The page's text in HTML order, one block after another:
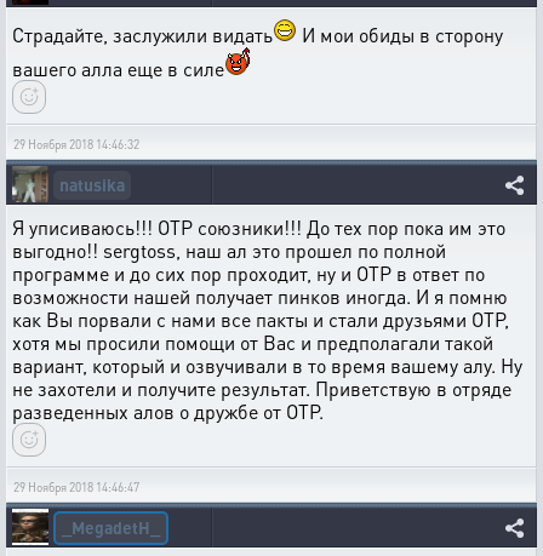
Страдайте, заслужили видать
И мои обиды в сторону
вашего алла еще в силе
29 Ноября 2018 14:46:32
natusika
Я уписиваюсь!!! ОТР союзники!!! До тех пор пока им это
выгодно!! sergtoss, наш ал это прошел по полной
программе и до сих пор проходит, ну и ОТР в ответ по
возможности нашей получает пинков иногда. И я помню
как Вы порвали с нами все пакты и стали друзьями ОТР,
хотя мы просили помощи от Вас и предполагали такой
вариант, который и озвучивали в то время вашему алу. Ну
не захотели и получите результат. Приветствую в отряде
разведенных алов о дружбе от ОТР.
29 Ноября 2018 14:46:47
_MegadetH_